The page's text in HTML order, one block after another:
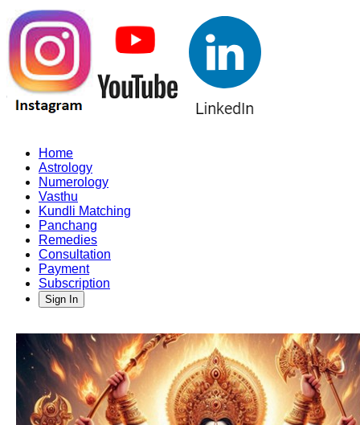
Home
Astrology
Numerology
Vasthu
Kundli Matching
Panchang
Remedies
Consultation
Payment
Subscription
Sign In